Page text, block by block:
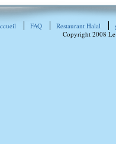
FAQ Restaurant Halal
Copyright 2008